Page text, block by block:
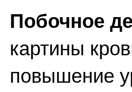
Побочное
картины
повышение